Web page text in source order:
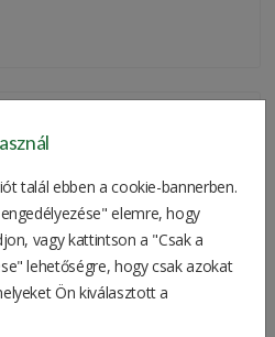
talál ebben a cookie-bannerben.
elemre, hogy
vagy kattintson a "Csak a
lehetőségre, hogy csak azokat
Ön kiválasztott a